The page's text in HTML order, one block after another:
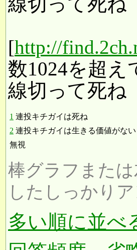
[http://
数1024を超
線切って死ね
1 連投キチガイは死ね
2 連投キチガイは生きる価値がない
無視
棒グラフまた
したしっかり
多い順に並べ